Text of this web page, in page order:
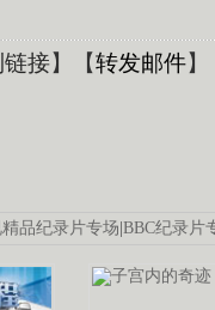
接】【转发邮件】
品纪录片专场|BBC纪录片